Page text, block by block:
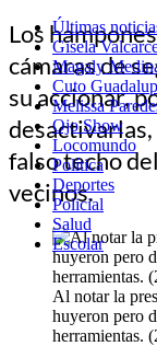
Últimas
Gisela
Magaly
Cuto
Melissa
Ojo Show
Locomundo
Política
Deportes
Policial
Salud
Escolar
Los
cámaras de
su accionar,
falso techo
vecinos.
Al notar la
huyeron pero
herramientas.